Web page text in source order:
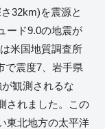
32km)を震源と
ード9.0の地震が
米国地質調査所
で震度7、岩手県
観測されるな
されました。この
東北地方の太平洋